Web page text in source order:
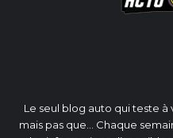
Le seul blog auto qui teste
mais pas que... Chaque